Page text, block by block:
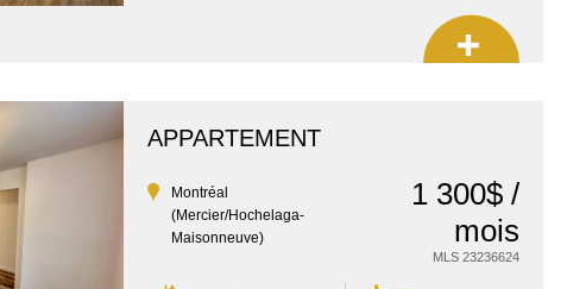
APPARTEMENT
Montréal
(Mercier/Hochelaga-
Maisonneuve)
1 300$ /
mois
MLS 23236624